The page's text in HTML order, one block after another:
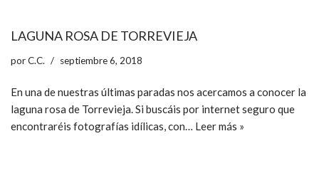
LAGUNA ROSA DE TORREVIEJA
porC.C. septiembre 6, 2018
En una de nuestras últimas paradas nos acercamos a conocer la
laguna rosa de Torrevieja. Si buscáis por internet seguro que
encontraréis fotografías idílicas, con… Leer más »